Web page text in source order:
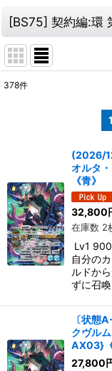
[BS75] 契約編:環
378件
1
(2026/
オルタ
《青》
32,800
在庫数 2
Lv1
自分の
ルドか
ずに召
〔状態
クヴル
AX03}《
27,800